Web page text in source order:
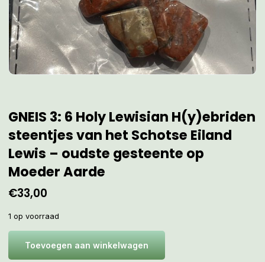
GNEIS 3: 6 Holy Lewisian H(y)ebriden
steentjes van het Schotse Eiland
Lewis – oudste gesteente op
Moeder Aarde
€33,00
1 op voorraad
Toevoegen aan winkelwagen